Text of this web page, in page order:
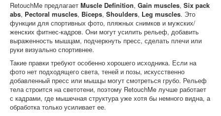
RetouchMe предлагает Muscle Definition, Gain muscles, Six pack
abs, Pectoral muscles, Biceps, Shoulders, Leg muscles. Это
функции для спортивных фото, пляжных снимков и мужских/
женских фитнес-кадров. Они могут усилить рельеф, добавить
выраженность мышцам, подчеркнуть пресс, сделать плечи или
руки визуально спортивнее.
Такие правки требуют особенно хорошего исходника. Если на
фото нет подходящего света, теней и позы, искусственно
добавленный пресс или мышцы могут смотреться грубо. Рельеф
тела строится на светотени, поэтому RetouchMe лучше работает
с кадрами, где мышечная структура уже хотя бы немного видна, а
обработка только усиливает ее.